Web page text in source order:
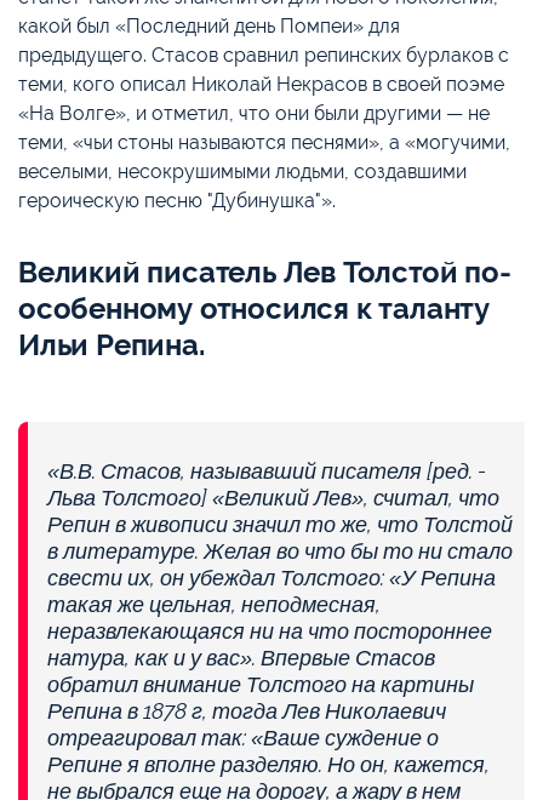
какой был «Последний день Помпеи» для
предыдущего. Стасов сравнил репинских бурлаков с
теми, кого описал Николай Некрасов в своей поэме
«На Волге», и отметил, что они были другими — не
теми, «чьи стоны называются песнями», а «могучими,
веселыми, несокрушимыми людьми, создавшими
героическую песню "Дубинушка"».
Великий писатель Лев Толстой по-
особенному относился к таланту
Ильи Репина.
«В.В. Стасов, называвший писателя [ред. -
Льва Толстого] «Великий Лев», считал, что
Репин в живописи значил то же, что Толстой
в литературе. Желая во что бы то ни стало
свести их, он убеждал Толстого: «У Репина
такая же цельная, неподмесная,
неразвлекающаяся ни на что постороннее
натура, как и у вас». Впервые Стасов
обратил внимание Толстого на картины
Репина в 1878 г, тогда Лев Николаевич
отреагировал так: «Ваше суждение о
Репине я вполне разделяю. Но он, кажется,
не выбрался еще на дорогу, а жару в нем